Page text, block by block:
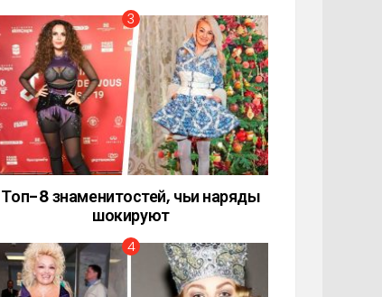
Топ-8 знаменитостей, чьи наряды
шокируют